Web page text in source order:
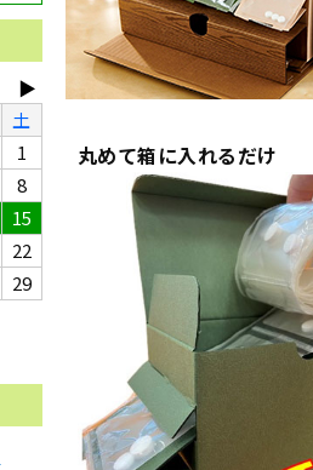
▶
土
1
8
15
22
29
丸めて箱に入れるだけ